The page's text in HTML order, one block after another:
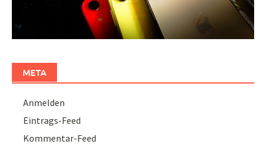
META
Anmelden
Eintrags-Feed
Kommentar-Feed